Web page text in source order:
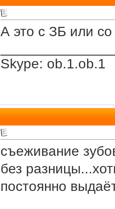
А это с ЗБ или
Skype: ob.1.ob.1
съеживание
без
постоянно